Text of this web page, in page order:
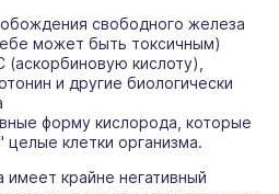
свободного железа
может быть токсичным)
(аскорбиновую кислоту),
и другие биологически
форму кислорода, которые
целые клетки организма.
крайне негативный